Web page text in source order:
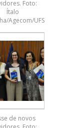
Foto:
Ítalo
Agecom/UFSC.
de novos